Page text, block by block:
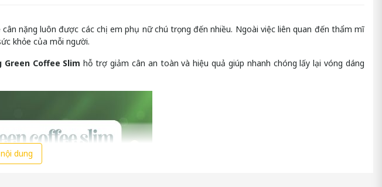
nặng luôn được các chị em phụ nữ chú trọng đến nhiều. Ngoài việc liên quan đến thẩm mĩ
khỏe của mỗi người.
Green Coffee Slim hỗ trợ giảm cân an toàn và hiệu quả giúp nhanh chóng lấy lại vóng dáng
dung